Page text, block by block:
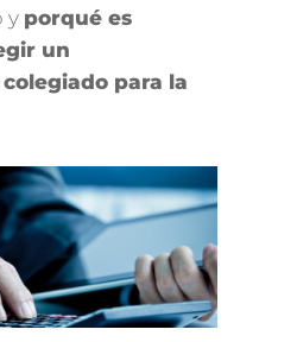
y porqué es
un
para la